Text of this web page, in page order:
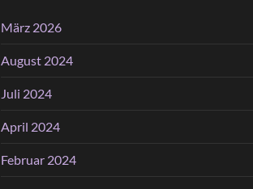
März 2026
August 2024
Juli 2024
April 2024
Februar 2024